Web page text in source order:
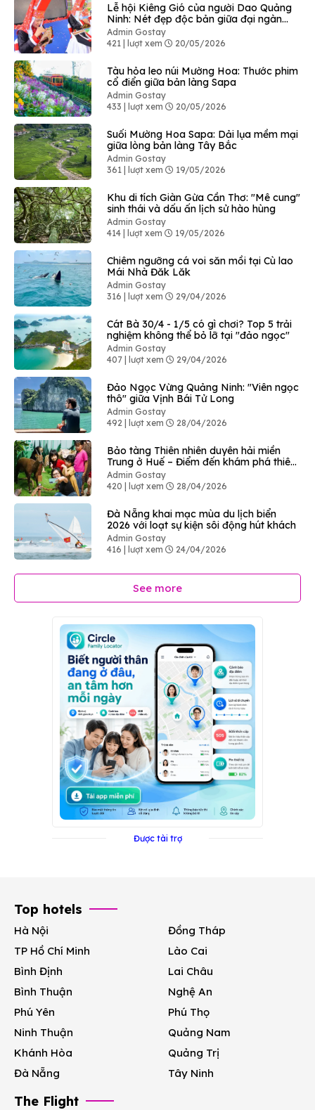
Lễ hội Kiêng Gió của người Dao Quảng
Ninh: Nét đẹp độc bản giữa đại ngàn
Bình Liêu
Admin Gostay
421 | lượt xem
20/05/2026
Tàu hỏa leo núi Mường Hoa: Thước phim
cổ điển giữa bản làng Sapa
Admin Gostay
433 | lượt xem
20/05/2026
Suối Mường Hoa Sapa: Dải lụa mềm mại
giữa lòng bản làng Tây Bắc
Admin Gostay
361 | lượt xem
19/05/2026
Khu di tích Giàn Gừa Cần Thơ: "Mê cung"
sinh thái và dấu ấn lịch sử hào hùng
Admin Gostay
414 | lượt xem
19/05/2026
Chiêm ngưỡng cá voi săn mồi tại Cù lao
Mái Nhà Đăk Lăk
Admin Gostay
316 | lượt xem
29/04/2026
Cát Bà 30/4 - 1/5 có gì chơi? Top 5 trải
nghiệm không thể bỏ lỡ tại "đảo ngọc"
Admin Gostay
407 | lượt xem
29/04/2026
Đảo Ngọc Vừng Quảng Ninh: "Viên ngọc
thô" giữa Vịnh Bái Tử Long
Admin Gostay
492 | lượt xem
28/04/2026
Bảo tàng Thiên nhiên duyên hải miền
Trung ở Huế – Điểm đến khám phá thiên
nhiên độc đáo
Admin Gostay
420 | lượt xem
28/04/2026
Đà Nẵng khai mạc mùa du lịch biển
2026 với loạt sự kiện sôi động hút khách
Admin Gostay
416 | lượt xem
24/04/2026
See more
Được tài trợ
Top hotels
Hà Nội
TP Hồ Chí Minh
Bình Định
Bình Thuận
Phú Yên
Ninh Thuận
Khánh Hòa
Đà Nẵng
Đồng Tháp
Lào Cai
Lai Châu
Nghệ An
Phú Thọ
Quảng Nam
Quảng Trị
Tây Ninh
The Flight